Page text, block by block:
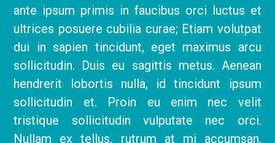
ante ipsum primis in faucibus orci luctus et
ultrices posuere cubilia curae; Etiam volutpat
dui in sapien tincidunt, eget maximus arcu
sollicitudin. Duis eu sagittis metus. Aenean
hendrerit lobortis nulla, id tincidunt ipsum
sollicitudin et. Proin eu enim nec velit
tristique sollicitudin vulputate nec orci.
Nullam ex tellus, rutrum at mi accumsan,